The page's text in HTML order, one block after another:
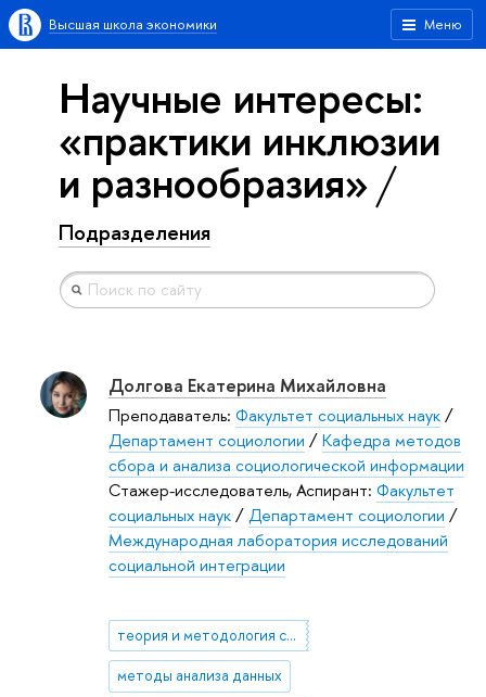
Меню
Высшая школа экономики
Научные интересы:
«практики инклюзии
и разнообразия»
Подразделения
Долгова Екатерина Михайловна
Преподаватель: Факультет социальных наук/
Департамент социологии /Кафедра методов
сбора и анализа социологической информации
Стажер-исследователь, Аспирант: Факультет
социальных наук/Департамент социологии /
Международная лаборатория исследований
социальной интеграции
теория и методология социологии
методы анализа данных